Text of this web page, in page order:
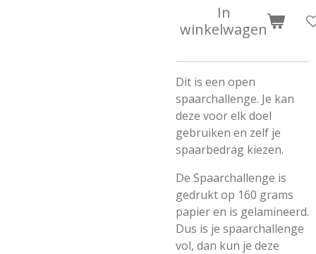
In
winkelwagen
Dit is een open
spaarchallenge. Je kan
deze voor elk doel
gebruiken en zelf je
spaarbedrag kiezen.
De Spaarchallenge is
gedrukt op 160 grams
papier en is gelamineerd.
Dus is je spaarchallenge
vol, dan kun je deze